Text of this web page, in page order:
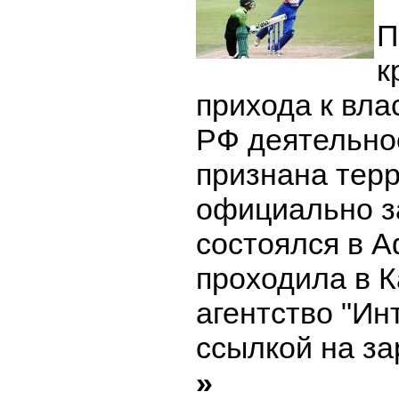
прихода к
РФ
признана
официально
состоялся в
проходила в
агентство
ссылкой на
»